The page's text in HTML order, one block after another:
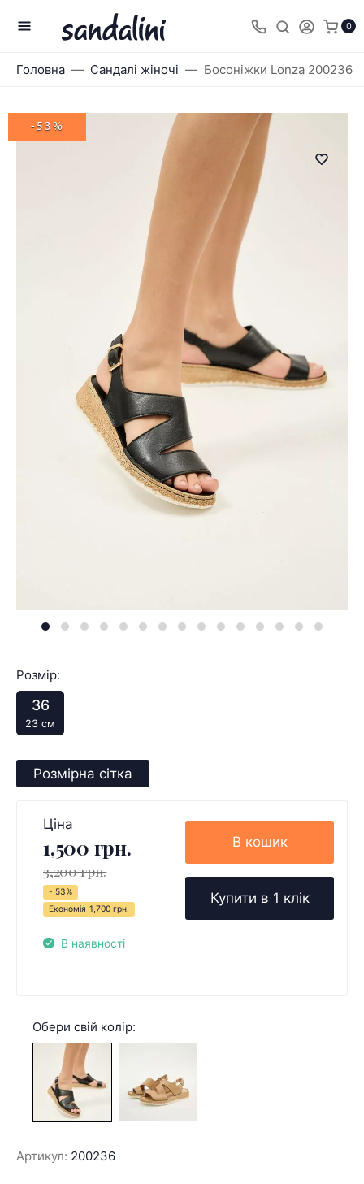
0
Головна Сандалі жіночі Босоніжки Lonza 200236
-53%
Розмір:
36
23 см
Розмірна сітка
Ціна
1,500 грн.
3,200 грн.
- 53%
Економія 1,700 грн.
В наявності
В кошик
Купити в 1 клік
Обери свій колір:
Артикул: 200236